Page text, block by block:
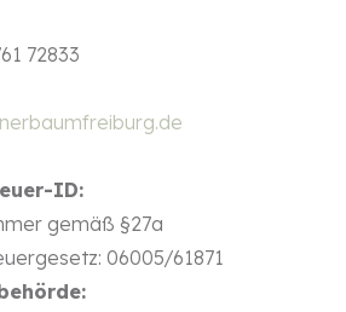
72833
ID:
gemäß §27a
06005/61871